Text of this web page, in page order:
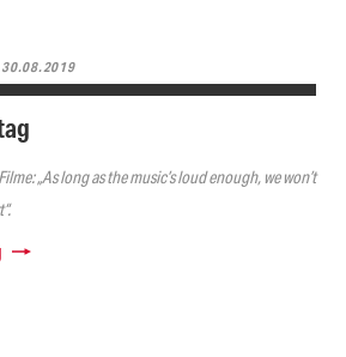
30.08.2019
„As long as the music’s loud enough, we won’t